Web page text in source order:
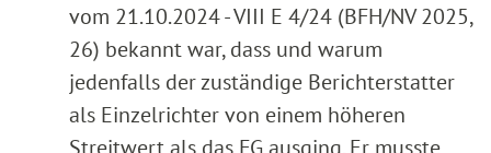
vom 21.10.2024 - VIII E 4/24 (BFH/NV 2025,
26) bekannt war, dass und warum
jedenfalls der zuständige Berichterstatter
als Einzelrichter von einem höheren